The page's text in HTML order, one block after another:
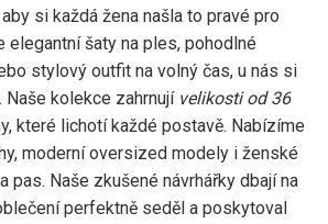
aby si každá žena našla to pravé pro
elegantní šaty na ples, pohodlné
stylový outfit na volný čas, u nás si
Naše kolekce zahrnují velikosti od 36
které lichotí každé postavě. Nabízíme
moderní oversized modely i ženské
pas. Naše zkušené návrhářky dbají na
perfektně seděl a poskytoval